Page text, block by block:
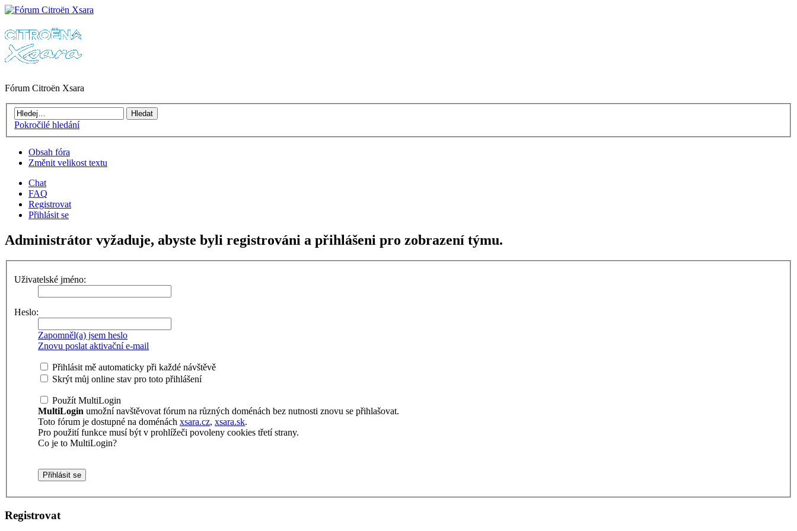
Fórum Citroën Xsara
Pokročilé hledání
Obsah fóra
Změnit velikost textu
Chat
FAQ
Registrovat
Přihlásit se
Administrátor vyžaduje, abyste byli registrováni a přihlášeni pro zobrazení týmu.
Uživatelské jméno:
Heslo:
Zapomněl(a) jsem heslo
Znovu poslat aktivační e-mail
Přihlásit mě automaticky při každé návštěvě
Skrýt můj online stav pro toto přihlášení
Použít MultiLogin
MultiLogin umožní navštěvovat fórum na různých doménách bez nutnosti znovu se přihlašovat.
Toto fórum je dostupné na doménách xsara.cz, xsara.sk.
Pro použití funkce musí být v prohlížeči povoleny cookies třetí strany.
Co je to MultiLogin?
Registrovat